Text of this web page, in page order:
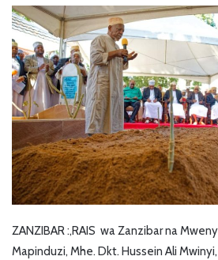
ZANZIBAR :,RAIS wa Zanzibar na
Mapinduzi, Mhe. Dkt. Hussein Ali